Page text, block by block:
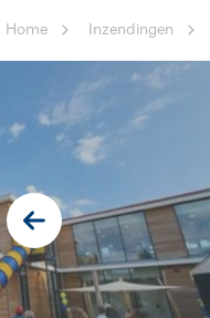
Home Inzendingen